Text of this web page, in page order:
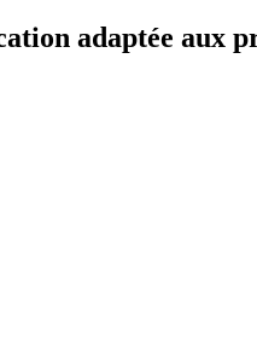
adaptée aux